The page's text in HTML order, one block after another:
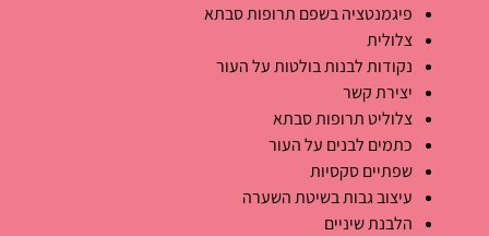
פיגמנטציה בשפם תרופות סבתא
צלולית
נקודות לבנות בולטות על העור
יצירת קשר
צלוליט תרופות סבתא
כתמים לבנים על העור
שפתיים סקסיות
עיצוב גבות בשיטת השערה
הלבנת שיניים